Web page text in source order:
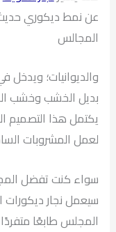
عن نمط ديكوري
المجالس
والديوانيات؛ ويدخل
بديل الخشب وخشب
يكتمل هذا التصميم
لعمل المشروبات
سواء كنت تفضل
سيعمل نجار ديكورات
المجلس طابعًا